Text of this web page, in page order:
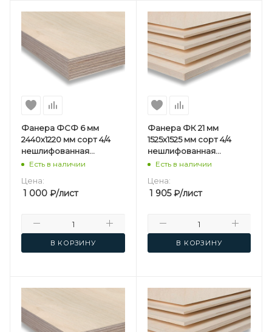
Фанера ФСФ 6 мм
2440х1220 мм сорт 4/4
нешлифованная
березовая
Есть в наличии
Цена:
1 000 ₽/лист
В КОРЗИНУ
Фанера ФК 21 мм
1525х1525 мм сорт 4/4
нешлифованная
березовая
Есть в наличии
Цена:
1 905₽/лист
В КОРЗИНУ